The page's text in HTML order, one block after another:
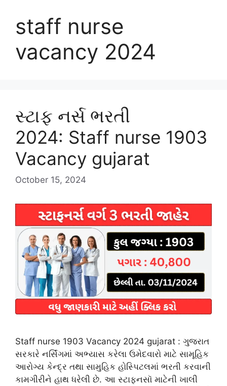
staff nurse
vacancy 2024
સ્ટાફ નર્સ ભરતી
2024: Staff nurse 1903
Vacancy gujarat
October 15, 2024
Staff nurse 1903 Vacancy 2024 gujarat : ગુજરાત
સરકારે નર્સિંગમાં અભ્યાસ કરેલા ઉમેદવારો માટે સામૂહિક
આરોગ્ય કેન્દ્ર તથા સામુહિક હોસ્પિટલમાં ભરતી કરવાની
કામગીરીને હાથ ધરેલી છે. આ સ્ટાફનસૉ માટેની ખાલી